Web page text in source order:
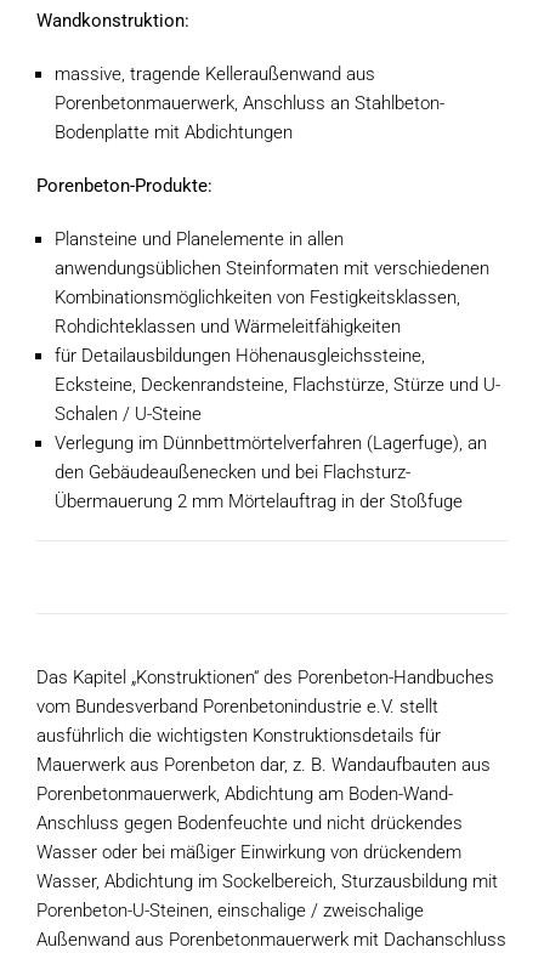
Wandkonstruktion:
massive, tragende Kelleraußenwand aus
Porenbetonmauerwerk, Anschluss an Stahlbeton-
Bodenplatte mit Abdichtungen
Porenbeton-Produkte:
Plansteine und Planelemente in allen
anwendungsüblichen Steinformaten mit verschiedenen
Kombinationsmöglichkeiten von Festigkeitsklassen,
Rohdichteklassen und Wärmeleitfähigkeiten
für Detailausbildungen Höhenausgleichssteine,
Ecksteine, Deckenrandsteine, Flachstürze, Stürze und U-
Schalen / U-Steine
Verlegung im Dünnbettmörtelverfahren (Lagerfuge), an
den Gebäudeaußenecken und bei Flachsturz-
Übermauerung 2 mm Mörtelauftrag in der Stoßfuge
Das Kapitel „Konstruktionen“ des Porenbeton-Handbuches
vom Bundesverband Porenbetonindustrie e.V. stellt
ausführlich die wichtigsten Konstruktionsdetails für
Mauerwerk aus Porenbeton dar, z. B. Wandaufbauten aus
Porenbetonmauerwerk, Abdichtung am Boden-Wand-
Anschluss gegen Bodenfeuchte und nicht drückendes
Wasser oder bei mäßiger Einwirkung von drückendem
Wasser, Abdichtung im Sockelbereich, Sturzausbildung mit
Porenbeton-U-Steinen, einschalige / zweischalige
Außenwand aus Porenbetonmauerwerk mit Dachanschluss